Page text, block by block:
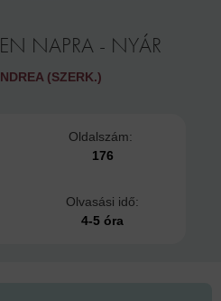
NAPRA - NYÁR
(SZERK.)
Oldalszám:
176
Olvasási idő:
4-5 óra